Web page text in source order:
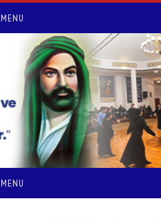
MENU
MENU